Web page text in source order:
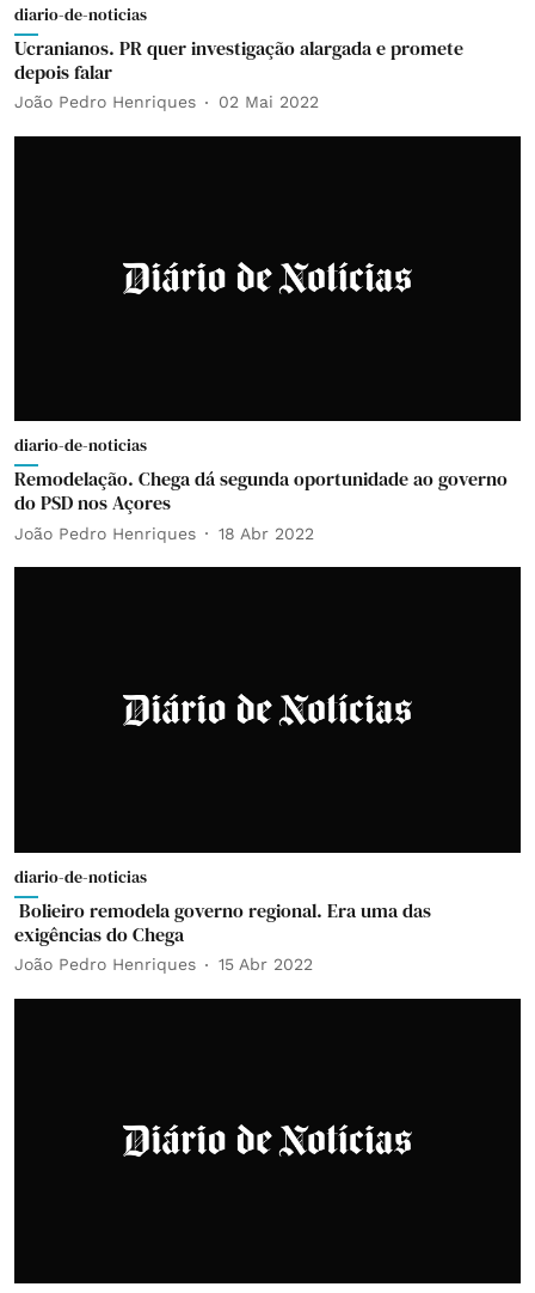
diario-de-noticias
Ucranianos. PR quer investigação alargada e promete
depois falar
João Pedro Henriques 02 Mai 2022
diario-de-noticias
Remodelação. Chega dá segunda oportunidade ao governo
do PSD nos Açores
João Pedro Henriques 18 Abr 2022
diario-de-noticias
Bolieiro remodela governo regional. Era uma das
exigências do Chega
João Pedro Henriques 15 Abr 2022